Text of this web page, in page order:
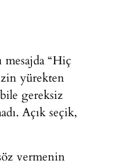
mesajda “Hiç
yürekten
gereksiz
Açık seçik,
vermenin